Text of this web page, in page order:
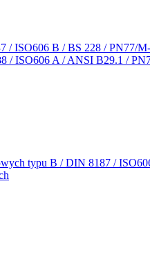
/ ISO606 B / BS 228 / PN77/
/ ISO606 A / ANSI B29.1 /
typu B / DIN 8187 /